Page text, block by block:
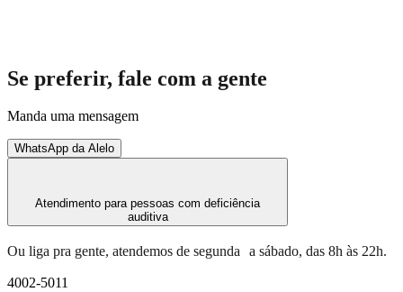
Se preferir, fale com a gente
Manda uma mensagem
WhatsApp da Alelo
Atendimento para pessoas com deficiência
auditiva
Ou liga pra gente, atendemos de segunda a sábado, das 8h às 22h.
4002-5011